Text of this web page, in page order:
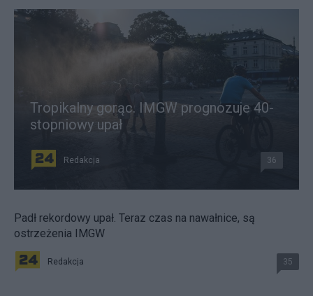
Tropikalny gorąc. IMGW prognozuje 40-
stopniowy upał
Redakcja 36
Padł rekordowy upał. Teraz czas na nawałnice, są
ostrzeżenia IMGW
Redakcja 35